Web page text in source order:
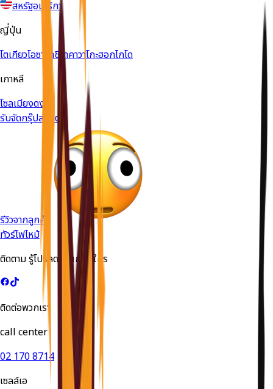
สหรัฐอเมริกา
ญี่ปุ่น
โตเกียวโอซาก้าชิราคาวาโกะฮอกไกโด
เกาหลี
โซลเมียงดง
รับจัดกรุ๊ปส่วนตัว
รีวิวจากลูกค้า
ทัวร์ไฟไหม้
ติดตาม รู้โปรลดด่วนก่อนใคร
ติดต่อพวกเรา
call center
02 170 8714
เซลล์เอ